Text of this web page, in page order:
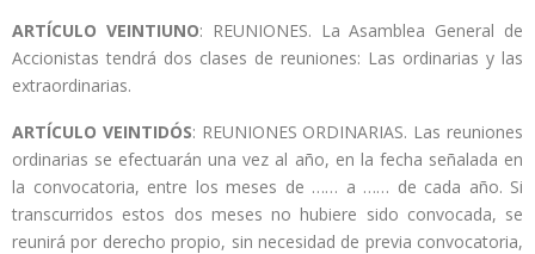
ARTÍCULO VEINTIUNO: REUNIONES. La Asamblea General de
Accionistas tendrá dos clases de reuniones: Las ordinarias y las
extraordinarias.
ARTÍCULO VEINTIDÓS: REUNIONES ORDINARIAS. Las reuniones
ordinarias se efectuarán una vez al año, en la fecha señalada en
la convocatoria, entre los meses de …… a …… de cada año. Si
transcurridos estos dos meses no hubiere sido convocada, se
reunirá por derecho propio, sin necesidad de previa convocatoria,